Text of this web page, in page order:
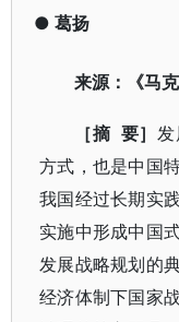
● 葛扬
来源：《马
［摘 要］
方式，也是中国
我国经过长期实
实施中形成中国
发展战略规划的
经济体制下国家